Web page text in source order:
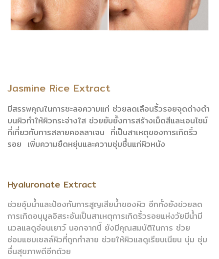
Jasmine Rice Extract
มีสรรพคุณในการชะลอความแก่ ช่วยลดเลือนริ้วรอยจุดด่างดำ
บนผิวทำให้ผิวกระจ่างใส ช่วยยับยั้งการสร้างเม็ดสีและเอนไซม์
ที่เกี่ยวกับการสลายคอลลาเจน ที่เป็นสาเหตุของการเกิดริ้ว
รอย เพิ่มความยืดหยุ่นและความชุ่มชื้นแก่ผิวหนัง
Hyaluronate Extract
ช่วยอุ้มน้ำและป้องกันการสูญเสียน้ำของผิว อีกทั้งยังช่วยลด
การเกิดอนุมูลอิสระอันเป็นสาเหตุการเกิดริ้วรอยแห่งวัยมีน้ำมี
นวลแลดูอ่อนเยาว์ นอกจากนี้ ยังมีคุณสมบัติในการ ช่วย
ซ่อมแซมเซลล์ผิวที่ถูกทำลาย ช่วยให้ผิวแลดูเรียบเนียน นุ่ม ชุ่ม
ชื่นสุขภาพดีอีกด้วย